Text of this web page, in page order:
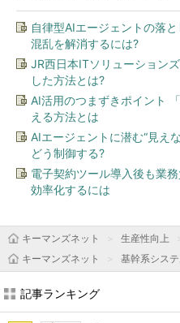
自律型AIエージェントの落
混乱を解消するには?
JR西日本ITソリューション
した方法とは?
AI活用のつまずきポイント
える方法とは
AIエージェントに潜む“見え
どう制御する?
電子契約ツール導入後も業
効率化するには
キーマンズネット 生産性向上
キーマンズネット
基幹系シス
記事ランキング